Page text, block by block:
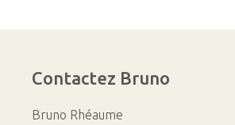
Contactez Bruno
Bruno Rhéaume